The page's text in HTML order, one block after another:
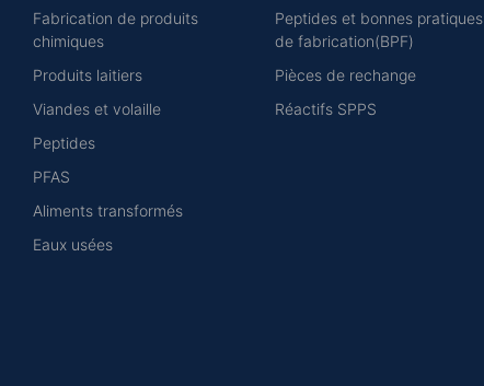
Fabrication de produits
chimiques
Produits laitiers
Viandes et volaille
Peptides
PFAS
Aliments transformés
Eaux usées
Peptides et bonnes pratiques
de fabrication(BPF)
Pièces de rechange
Réactifs SPPS